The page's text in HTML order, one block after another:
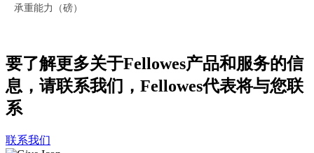
承重能力（磅）
要了解更多关于Fellowes产品和服务的信
息，请联系我们，Fellowes代表将与您联
系
联系我们